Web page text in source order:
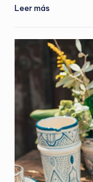
Leer más